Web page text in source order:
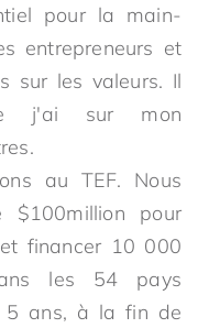
pour la main-
entrepreneurs et
sur les valeurs. Il
j'ai sur mon
au TEF. Nous
$100million pour
financer 10 000
les 54 pays
5 ans, à la fin de